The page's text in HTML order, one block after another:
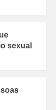
sexual